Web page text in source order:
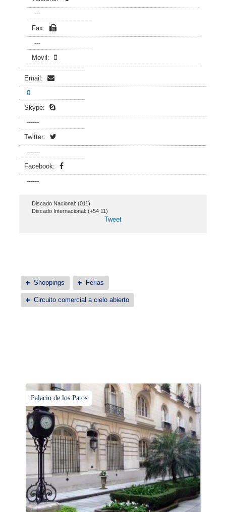
---
Fax:
---
Movil:
Email:
0
Skype:
------
Twitter:
------
Facebook:
------
Discado Nacional: (011)
Discado Internacional: (+54 11)
Tweet
Shoppings Ferias
Circuito comercial a cielo abierto
Palacio de los Patos